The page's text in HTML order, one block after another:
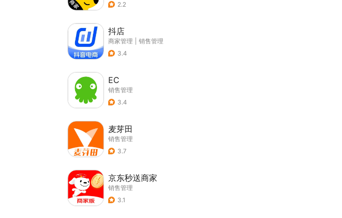
2.2
抖店
商家管理
销售管理
3.4
EC
销售管理
3.4
麦芽田
销售管理
3.7
京东秒送商家
销售管理
3.1